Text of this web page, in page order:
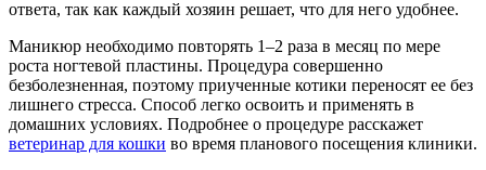
ответа, так как каждый хозяин решает, что для него удобнее.
Маникюр необходимо повторять 1–2 раза в месяц по мере
роста ногтевой пластины. Процедура совершенно
безболезненная, поэтому приученные котики переносят ее без
лишнего стресса. Способ легко освоить и применять в
домашних условиях. Подробнее о процедуре расскажет
ветеринар для кошки во время планового посещения клиники.